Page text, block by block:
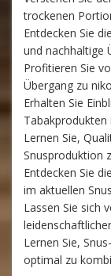
trockenen
Entdecken Sie
und nachhaltige
Profitieren Sie
Übergang zu
Erhalten Sie
Tabakprodukten
Lernen Sie,
Snusproduktion
Entdecken Sie
im aktuellen
Lassen Sie sich
Lernen Sie,
optimal zu